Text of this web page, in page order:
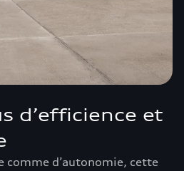
d’efficience et
comme d’autonomie, cette